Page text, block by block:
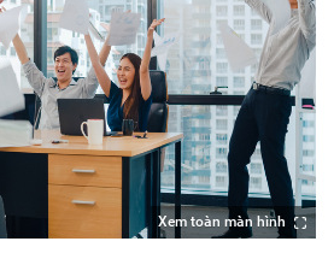
Xem toàn màn hình